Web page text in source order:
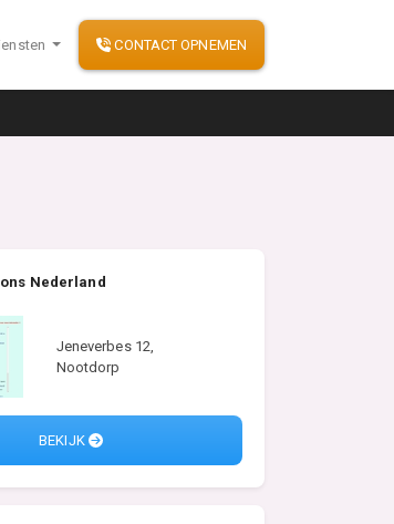
CONTACT OPNEMEN
Nederland
Jeneverbes 12,
Nootdorp
BEKIJK